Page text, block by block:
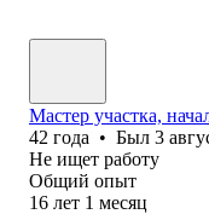
Мастер участка,
42 года • Был 3
Не ищет работу
Общий опыт
16 лет 1 месяц